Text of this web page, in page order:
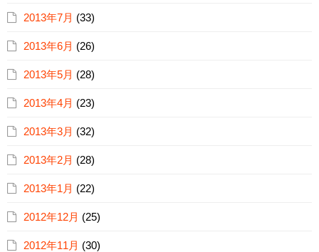
2013年7月 (33)
2013年6月 (26)
2013年5月 (28)
2013年4月 (23)
2013年3月 (32)
2013年2月 (28)
2013年1月 (22)
2012年12月 (25)
2012年11月 (30)